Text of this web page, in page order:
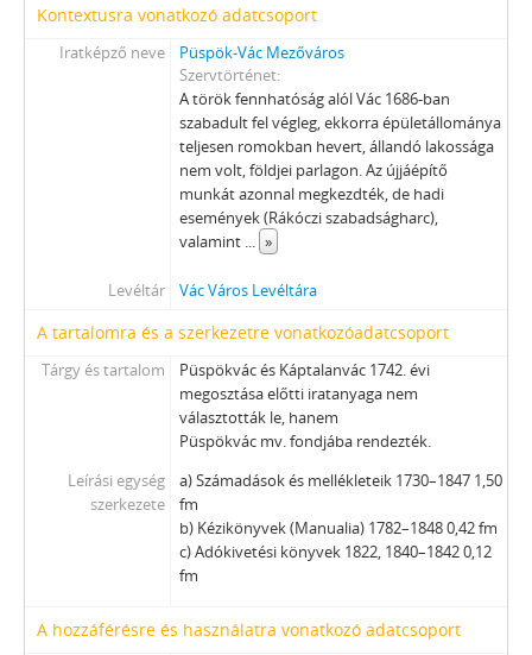
[fondfőcsoport] IX - TESTÜLETEK, 1705–1970
[fondfőcsoport] X - EGYESÜLETEK, (TÖMEG)SZERVEZETEK, PÁRTOK, 1821–2002
[fondfőcsoport] XI - GAZDASÁGI SZERVEK, 1876–1956
[fondfőcsoport] XII - EGYHÁZI SZERVEZETEK, INTÉZMÉNYEK, 1764 –1950
[fondfőcsoport] XIII - CSALÁDOK, 1821–2007
[fondfőcsoport] XIV - SZEMÉLYEK, 1800–2016
[fondfőcsoport] XV - GYŰJTEMÉNYEK, 1074–2016
[fondfőcsoport] XVI - A NÉPKÖZTÁRSASÁG ÉS A TANÁCSKÖZTÁRSASÁG FORRADALMI SZERVEI, 1919
[fondfőcsoport] XVII - NÉPHATALMI ÉS KÜLÖNLEGES FELADATOKRA LÉTREJÖTT BIZOTTSÁGOK, 1945–1990
[fondfőcsoport] XXIII - TANÁCSOK, 1945–1990
[fondfőcsoport] XXIX - GAZDASÁGI SZERVEK, 1946–2010
[fondfőcsoport] XXX - SZÖVETKEZETEK, 1949–2015
[fondfőcsoport] XXXVII - MEGYEI JOGÚ VÁROSI, VÁROSI ÉS KÖZSÉGI ÖNKORMÁNYZATOK, 1989–2014
Kontextusra vonatkozó adatcsoport
Iratképző neve
Püspök-Vác Mezőváros
Szervtörténet
A török fennhatóság alól Vác 1686-ban
szabadult fel végleg, ekkorra épületállománya
teljesen romokban hevert, állandó lakossága
nem volt, földjei parlagon. Az újjáépítő
munkát azonnal megkezdték, de hadi
események (Rákóczi szabadságharc),
valamint ... »
Levéltár Vác Város Levéltára
A tartalomra és a szerkezetre vonatkozóadatcsoport
Tárgy és tartalom
Püspökvác és Káptalanvác 1742. évi
megosztása előtti iratanyaga nem
választották le, hanem
Püspökvác mv. fondjába rendezték.
Leírási egység
szerkezete
a) Számadások és mellékleteik 1730–1847 1,50
fm
b) Kézikönyvek (Manualia) 1782–1848 0,42 fm
c) Adókivetési könyvek 1822, 1840–1842 0,12
fm
A hozzáférésre és használatra vonatkozó adatcsoport